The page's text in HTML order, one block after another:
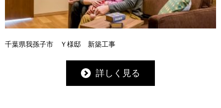
千葉県我孫子市 Ｙ様邸 新築工事
詳しく見る